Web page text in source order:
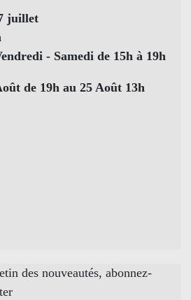
juillet
- Samedi de 15h à 19h
de 19h au 25 Août 13h
des nouveautés, abonnez-